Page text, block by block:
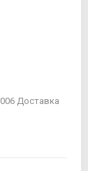
Доставка